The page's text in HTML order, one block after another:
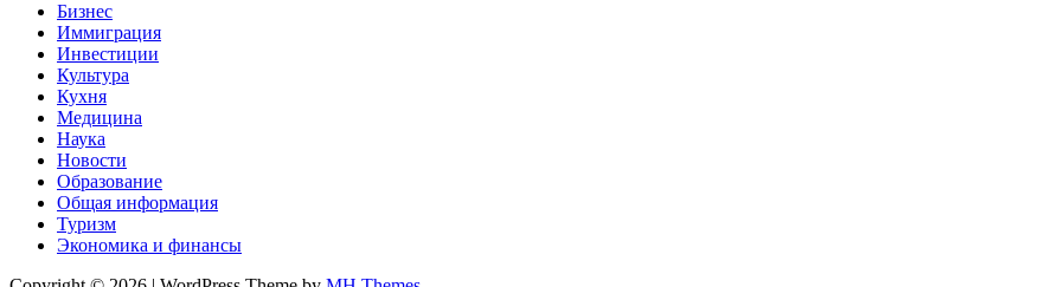
Бизнес
Иммиграция
Инвестиции
Культура
Кухня
Медицина
Наука
Новости
Образование
Общая информация
Туризм
Экономика и финансы